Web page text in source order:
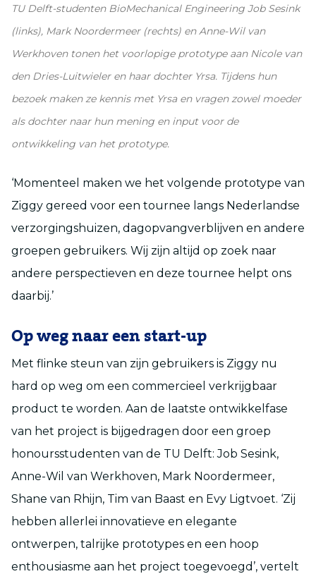
TU Delft-studenten BioMechanical Engineering Job Sesink
(links), Mark Noordermeer (rechts) en Anne-Wil van
Werkhoven tonen het voorlopige prototype aan Nicole van
den Dries-Luitwieler en haar dochter Yrsa. Tijdens hun
bezoek maken ze kennis met Yrsa en vragen zowel moeder
als dochter naar hun mening en input voor de
ontwikkeling van het prototype.
‘Momenteel maken we het volgende prototype van
Ziggy gereed voor een tournee langs Nederlandse
verzorgingshuizen, dagopvangverblijven en andere
groepen gebruikers. Wij zijn altijd op zoek naar
andere perspectieven en deze tournee helpt ons
daarbij.’
Op weg naar een start-up
Met flinke steun van zijn gebruikers is Ziggy nu
hard op weg om een commercieel verkrijgbaar
product te worden. Aan de laatste ontwikkelfase
van het project is bijgedragen door een groep
honoursstudenten van de TU Delft: Job Sesink,
Anne-Wil van Werkhoven, Mark Noordermeer,
Shane van Rhijn, Tim van Baast en Evy Ligtvoet. ‘Zij
hebben allerlei innovatieve en elegante
ontwerpen, talrijke prototypes en een hoop
enthousiasme aan het project toegevoegd’, vertelt